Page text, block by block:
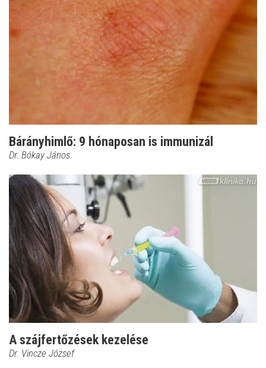
Bárányhimlő: 9 hónaposan is immunizál
Dr. Bókay János
A szájfertőzések kezelése
Dr. Vincze József